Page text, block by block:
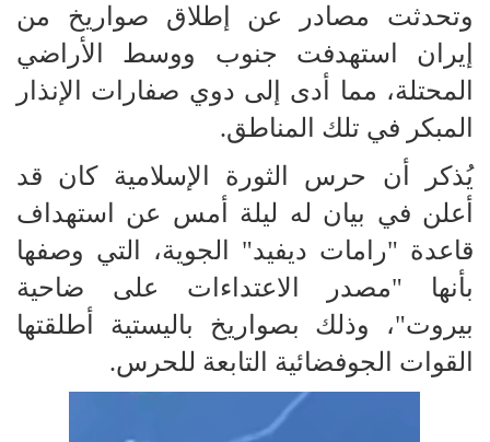
وتحدثت مصادر عن إطلاق صواريخ من
إيران استهدفت جنوب ووسط الأراضي
المحتلة، مما أدى إلى دوي صفارات الإنذار
المبكر في تلك المناطق.
يُذكر أن حرس الثورة الإسلامية كان قد
أعلن في بيان له ليلة أمس عن استهداف
قاعدة "رامات ديفيد" الجوية، التي وصفها
بأنها "مصدر الاعتداءات على ضاحية
بيروت"، وذلك بصواريخ باليستية أطلقتها
القوات الجوفضائية التابعة للحرس.